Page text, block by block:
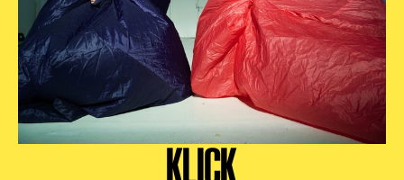
KLICK